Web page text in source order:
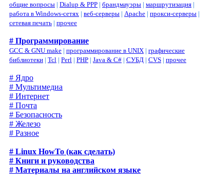
общие вопросы | Dialup & PPP | брандмауэры | маршрутизация |
работа в Windows-сетях | веб-серверы | Apache | прокси-серверы |
сетевая печать | прочее
# Программирование
GCC & GNU make | программирование в UNIX | графические
библиотеки | Tcl | Perl | PHP | Java & C# | СУБД | CVS | прочее
# Ядро
# Мультимедиа
# Интернет
# Почта
# Безопасность
# Железо
# Разное
# Linux HowTo (как сделать)
# Книги и руководства
# Материалы на английском языке